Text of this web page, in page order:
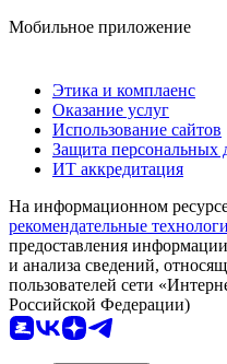
Мобильное приложение
Этика и комплаенс
Оказание услуг
Использование сайтов
Защита персональных
ИТ аккредитация
На информационном
рекомендательные
предоставления
и анализа сведений,
пользователей сети
Российской Федерации)